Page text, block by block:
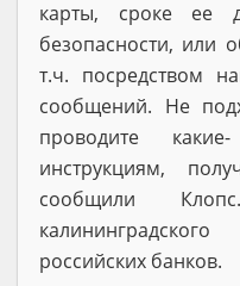
карты, сроке ее
безопасности, или
т.ч. посредством
сообщений. Не
проводите
инструкциям,
сообщили
российских банков.